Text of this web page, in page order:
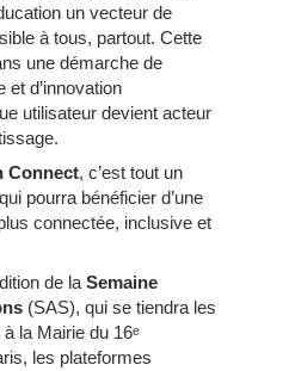
un vecteur de
à tous, partout. Cette
une démarche de
et d’innovation
utilisateur devient acteur
Connect, c’est tout un
pourra bénéficier d’une
connectée, inclusive et
de la Semaine
(SAS), qui se tiendra les
la Mairie du 16ᵉ
les plateformes